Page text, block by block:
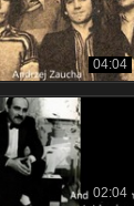
04:04
02:04